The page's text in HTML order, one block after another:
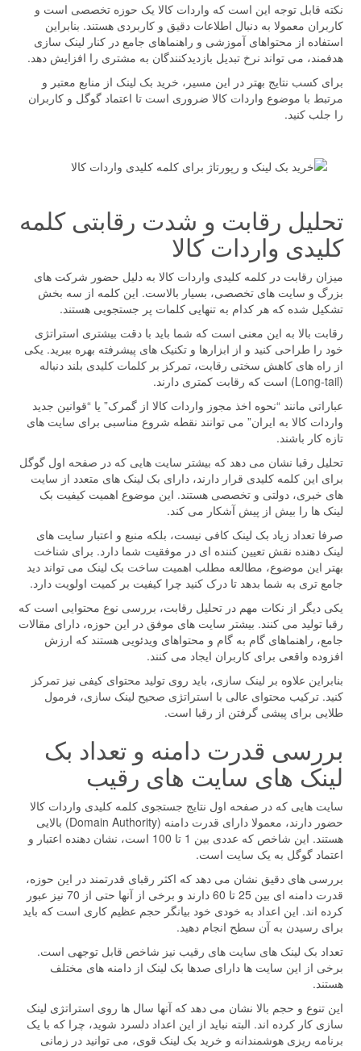
نکته قابل توجه این است که واردات کالا یک حوزه تخصصی است و
کاربران معمولا به دنبال اطلاعات دقیق و کاربردی هستند. بنابراین
استفاده از محتواهای آموزشی و راهنماهای جامع در کنار لینک سازی
هدفمند، می تواند نرخ تبدیل بازدیدکنندگان به مشتری را افزایش دهد.
برای کسب نتایج بهتر در این مسیر، خرید بک لینک از منابع معتبر و
مرتبط با موضوع واردات کالا ضروری است تا اعتماد گوگل و کاربران
را جلب کنید.
تحلیل رقابت و شدت رقابتی کلمه
کلیدی واردات کالا
میزان رقابت در کلمه کلیدی واردات کالا به دلیل حضور شرکت های
بزرگ و سایت های تخصصی، بسیار بالاست. این کلمه از سه بخش
تشکیل شده که هر کدام به تنهایی کلمات پر جستجویی هستند.
رقابت بالا به این معنی است که شما باید با دقت بیشتری استراتژی
خود را طراحی کنید و از ابزارها و تکنیک های پیشرفته بهره ببرید. یکی
از راه های کاهش سختی رقابت، تمرکز بر کلمات کلیدی بلند دنباله
(Long-tail) است که رقابت کمتری دارند.
عباراتی مانند “نحوه اخذ مجوز واردات کالا از گمرک” یا “قوانین جدید
واردات کالا به ایران” می توانند نقطه شروع مناسبی برای سایت های
تازه کار باشند.
تحلیل رقبا نشان می دهد که بیشتر سایت هایی که در صفحه اول گوگل
برای این کلمه کلیدی قرار دارند، دارای بک لینک های متعدد از سایت
های خبری، دولتی و تخصصی هستند. این موضوع اهمیت کیفیت بک
لینک ها را بیش از پیش آشکار می کند.
صرفا تعداد زیاد بک لینک کافی نیست، بلکه منبع و اعتبار سایت های
لینک دهنده نقش تعیین کننده ای در موفقیت شما دارد. برای شناخت
بهتر این موضوع، مطالعه مطلب اهمیت ساخت بک لینک می تواند دید
جامع تری به شما بدهد تا درک کنید چرا کیفیت بر کمیت اولویت دارد.
یکی دیگر از نکات مهم در تحلیل رقابت، بررسی نوع محتوایی است که
رقبا تولید می کنند. بیشتر سایت های موفق در این حوزه، دارای مقالات
جامع، راهنماهای گام به گام و محتواهای ویدئویی هستند که ارزش
افزوده واقعی برای کاربران ایجاد می کنند.
بنابراین علاوه بر لینک سازی، باید روی تولید محتوای کیفی نیز تمرکز
کنید. ترکیب محتوای عالی با استراتژی صحیح لینک سازی، فرمول
طلایی برای پیشی گرفتن از رقبا است.
بررسی قدرت دامنه و تعداد بک
لینک های سایت های رقیب
سایت هایی که در صفحه اول نتایج جستجوی کلمه کلیدی واردات کالا
حضور دارند، معمولا دارای قدرت دامنه (Domain Authority) بالایی
هستند. این شاخص که عددی بین 1 تا 100 است، نشان دهنده اعتبار و
اعتماد گوگل به یک سایت است.
بررسی های دقیق نشان می دهد که اکثر رقبای قدرتمند در این حوزه،
قدرت دامنه ای بین 25 تا 60 دارند و برخی از آنها حتی از 70 نیز عبور
کرده اند. این اعداد به خودی خود بیانگر حجم عظیم کاری است که باید
برای رسیدن به آن سطح انجام دهید.
تعداد بک لینک های سایت های رقیب نیز شاخص قابل توجهی است.
برخی از این سایت ها دارای صدها بک لینک از دامنه های مختلف
هستند.
این تنوع و حجم بالا نشان می دهد که آنها سال ها روی استراتژی لینک
سازی کار کرده اند. البته نباید از این اعداد دلسرد شوید، چرا که با یک
برنامه ریزی هوشمندانه و خرید بک لینک قوی، می توانید در زمانی